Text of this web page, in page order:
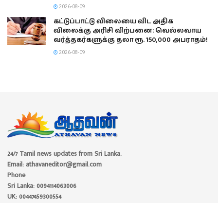
2026-08-09
கட்டுப்பாட்டு விலையை விட அதிக
விலைக்கு அரிசி விற்பனை: வெல்லவாய
வர்த்தகர்களுக்கு தலா ரூ. 150,000 அபராதம்!
2026-08-09
24/7 Tamil news updates from Sri Lanka.
Email: athavaneditor@gmail.com
Phone
Sri Lanka: 0094114063006
UK: 00447459300554